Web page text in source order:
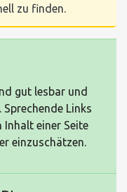
zu finden.
gut lesbar und
Links
Inhalt einer Seite
einzuschätzen.